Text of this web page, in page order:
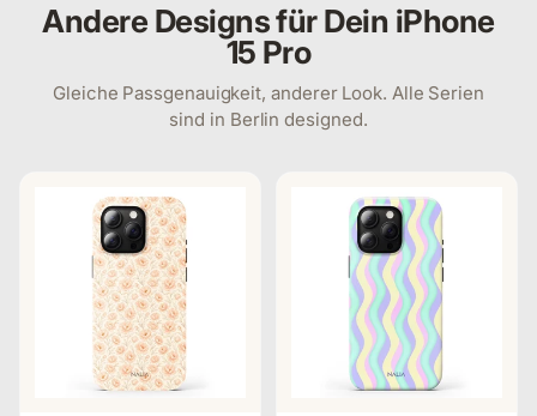
Andere Designs für Dein iPhone
15 Pro
Gleiche Passgenauigkeit, anderer Look. Alle Serien
sind in Berlin designed.